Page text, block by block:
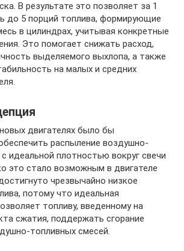
В результате это позволяет за 1
до 5 порций топлива, формирующие
в цилиндрах, учитывая конкретные
Это помогает снижать расход,
выделяемого выхлопа, а также
на малых и средних
двигателях было бы
распыление воздушно-
идеальной плотностью вокруг свечи
это стало возможным в двигателе
чрезвычайно низкое
потому что идеальная
топливу, введенному на
сжатия, поддержать сгорание
топливных смесей.